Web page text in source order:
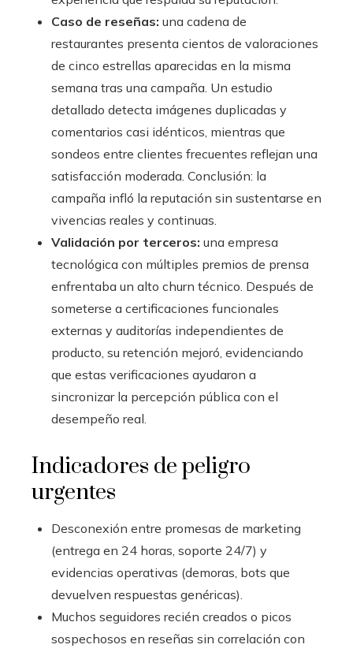
Caso de reseñas: una cadena de
restaurantes presenta cientos de valoraciones
de cinco estrellas aparecidas en la misma
semana tras una campaña. Un estudio
detallado detecta imágenes duplicadas y
comentarios casi idénticos, mientras que
sondeos entre clientes frecuentes reflejan una
satisfacción moderada. Conclusión: la
campaña infló la reputación sin sustentarse en
vivencias reales y continuas.
Validación por terceros: una empresa
tecnológica con múltiples premios de prensa
enfrentaba un alto churn técnico. Después de
someterse a certificaciones funcionales
externas y auditorías independientes de
producto, su retención mejoró, evidenciando
que estas verificaciones ayudaron a
sincronizar la percepción pública con el
desempeño real.
Indicadores de peligro
urgentes
Desconexión entre promesas de marketing
(entrega en 24 horas, soporte 24/7) y
evidencias operativas (demoras, bots que
devuelven respuestas genéricas).
Muchos seguidores recién creados o picos
sospechosos en reseñas sin correlación con